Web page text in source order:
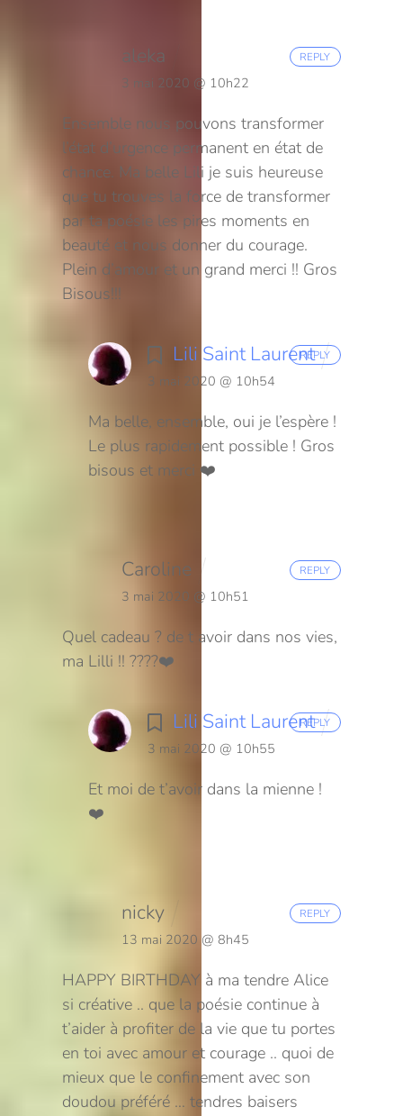
aleka
3 mai 2020 @ 10h22
Ensemble nous pouvons transformer
l’état d’urgence permanent en état de
chance. Ma belle Lili je suis heureuse
que tu trouves la force de transformer
par ta poésie les pires moments en
beauté et nous donner du courage.
Plein d’amour et un grand merci !! Gros
Bisous!!!
REPLY
Lili Saint Laurent
3 mai 2020 @ 10h54
Ma belle, ensemble, oui je l’espère !
Le plus rapidement possible ! Gros
bisous et merci ❤️
REPLY
Caroline
3 mai 2020 @ 10h51
Quel cadeau ? de t avoir dans nos vies,
ma Lilli !! ????❤️
REPLY
Lili Saint Laurent
3 mai 2020 @ 10h55
Et moi de t’avoir dans la mienne !
❤️
REPLY
nicky
13 mai 2020 @ 8h45
HAPPY BIRTHDAY à ma tendre Alice
si créative .. que la poésie continue à
t’aider à profiter de la vie que tu portes
en toi avec amour et courage .. quoi de
mieux que le confinement avec son
doudou préféré … tendres baisers
REPLY